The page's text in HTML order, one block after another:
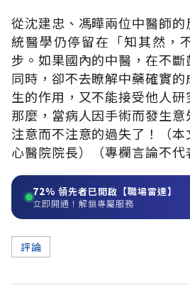
從沈建忠、馮曄兩位中醫師
統醫學仍停留在「知其然，
步。如果國內的中醫，在不
同時，卻不去瞭解中藥確實
生的作用，又不能接受他人研
那麼，當病人因手術而發生
注意而不注意的過失了！（
心醫院院長）（專欄言論不代
72% 領先者已開啟【職場雷達】
立即開通！解鎖專屬服務
評論